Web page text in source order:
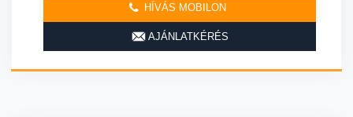
HÍVÁS MOBILON
AJÁNLATKÉRÉS